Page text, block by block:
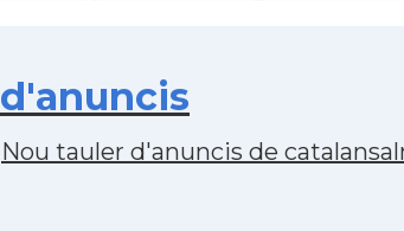
Nou tauler d'anuncis de